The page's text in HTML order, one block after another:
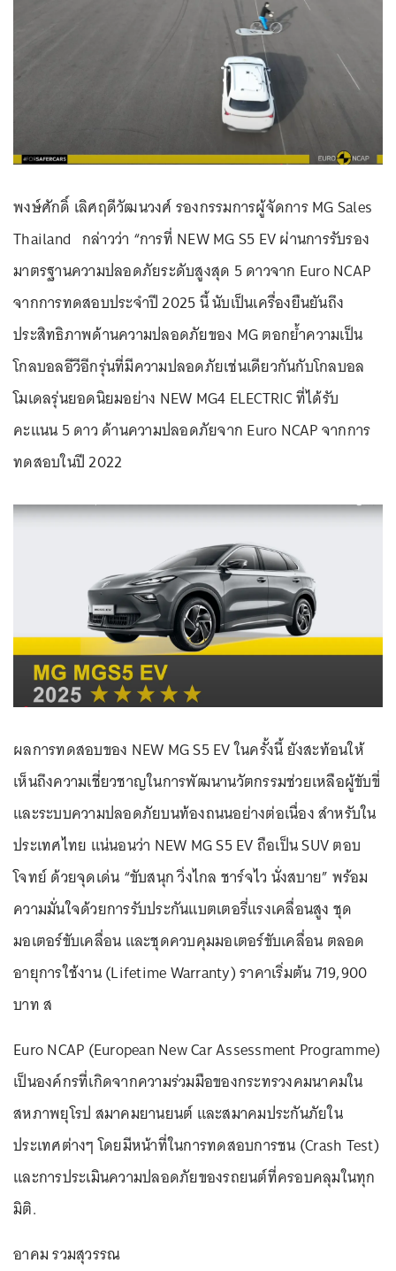
พงษ์ศักดิ์ เลิศฤดีวัฒนวงศ์ รองกรรมการผู้จัดการ MG Sales
Thailand กล่าวว่า “การที่ NEW MG S5 EV ผ่านการรับรอง
มาตรฐานความปลอดภัยระดับสูงสุด 5 ดาวจาก Euro NCAP
จากการทดสอบประจำปี 2025 นี้ นับเป็นเครื่องยืนยันถึง
ประสิทธิภาพด้านความปลอดภัยของ MG ตอกย้ำความเป็น
โกลบอลอีวีอีกรุ่นที่มีความปลอดภัยเช่นเดียวกันกับโกลบอล
โมเดลรุ่นยอดนิยมอย่าง NEW MG4 ELECTRIC ที่ได้รับ
คะแนน 5 ดาว ด้านความปลอดภัยจาก Euro NCAP จากการ
ทดสอบในปี 2022
ผลการทดสอบของ NEW MG S5 EV ในครั้งนี้ ยังสะท้อนให้
เห็นถึงความเชี่ยวชาญในการพัฒนานวัตกรรมช่วยเหลือผู้ขับขี่
และระบบความปลอดภัยบนท้องถนนอย่างต่อเนื่อง สำหรับใน
ประเทศไทย แน่นอนว่า NEW MG S5 EV ถือเป็น SUV ตอบ
โจทย์ ด้วยจุดเด่น “ขับสนุก วิ่งไกล ชาร์จไว นั่งสบาย” พร้อม
ความมั่นใจด้วยการรับประกันแบตเตอรี่แรงเคลื่อนสูง ชุด
มอเตอร์ขับเคลื่อน และชุดควบคุมมอเตอร์ขับเคลื่อน ตลอด
อายุการใช้งาน (Lifetime Warranty) ราคาเริ่มต้น 719,900
บาท ส
Euro NCAP (European New Car Assessment Programme)
เป็นองค์กรที่เกิดจากความร่วมมือของกระทรวงคมนาคมใน
สหภาพยุโรป สมาคมยานยนต์ และสมาคมประกันภัยใน
ประเทศต่างๆ โดยมีหน้าที่ในการทดสอบการชน (Crash Test)
และการประเมินความปลอดภัยของรถยนต์ที่ครอบคลุมในทุก
มิติ.
อาคม รวมสุวรรณ